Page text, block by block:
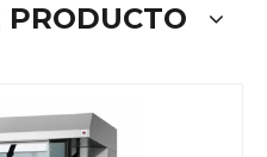
PRODUCTO